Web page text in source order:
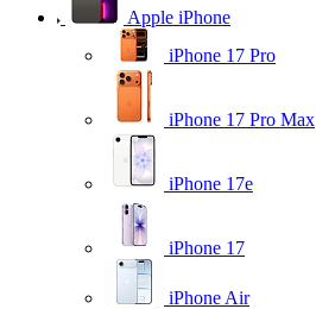
Apple iPhone
iPhone 17 Pro
iPhone 17 Pro Max
iPhone 17e
iPhone 17
iPhone Air